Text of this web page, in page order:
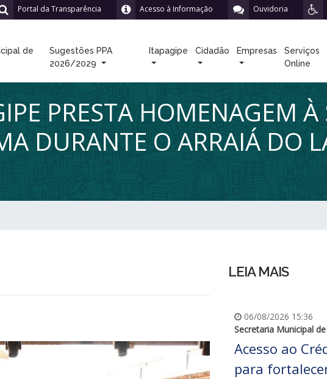
Ouvidoria
Acesso à Informação
Portal da Transparência
de
Sugestões PPA
2026/2029
Itapagipe Cidadão Empresas
Serviços
Online
PRESTA HOMENAGEM
DURANTE O ARRAIÁ DO
LEIA MAIS
06/08/2026 15:36
Secretaria Municipal
Acesso ao
para